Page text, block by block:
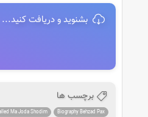
بشنوید و دریافت کنید...
برچسب ها
Biography Behzad Pax
Ma Joda Shodim